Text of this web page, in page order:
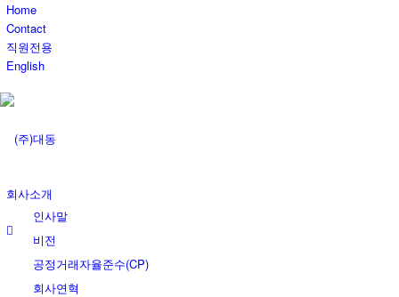
Home
Contact
직원전용
English
회사소개
인사말
비전
공정거래자율준수(CP)
회사연혁